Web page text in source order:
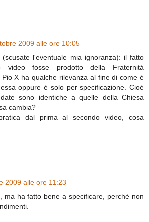
2009 alle ore 10:05
(scusate l'eventuale mia ignoranza): il fatto
fosse prodotto della Fraternità
Pio X ha qualche rilevanza al fine di come è
oppure è solo per specificazione. Cioè
sono identiche a quelle della Chiesa
cambia?
dal prima al secondo video, cosa
2009 alle ore 11:23
ma ha fatto bene a specificare, perché non